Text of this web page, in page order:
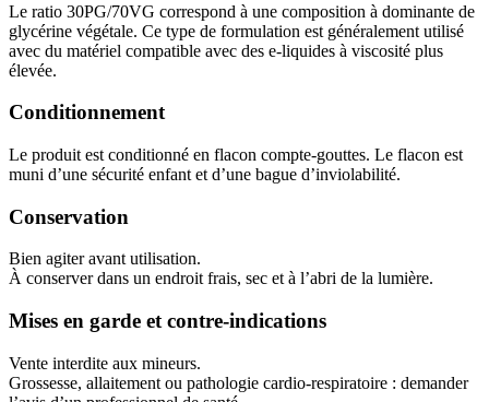
Le ratio 30PG/70VG correspond à une composition à dominante de
glycérine végétale. Ce type de formulation est généralement utilisé
avec du matériel compatible avec des e-liquides à viscosité plus
élevée.
Conditionnement
Le produit est conditionné en flacon compte-gouttes. Le flacon est
muni d’une sécurité enfant et d’une bague d’inviolabilité.
Conservation
Bien agiter avant utilisation.
À conserver dans un endroit frais, sec et à l’abri de la lumière.
Mises en garde et contre-indications
Vente interdite aux mineurs.
Grossesse, allaitement ou pathologie cardio-respiratoire : demander